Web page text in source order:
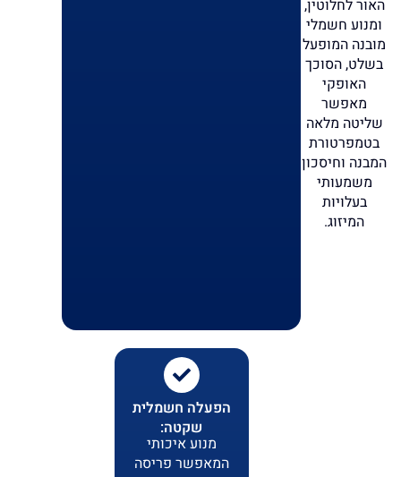
האור לחלוטין,
ומנוע חשמלי
מובנה המופעל
בשלט, הסוכך
האופקי
מאפשר
שליטה מלאה
בטמפרטורת
המבנה וחיסכון
משמעותי
בעלויות
המיזוג.
הפעלה חשמלית
שקטה:
מנוע איכותי
המאפשר פריסה